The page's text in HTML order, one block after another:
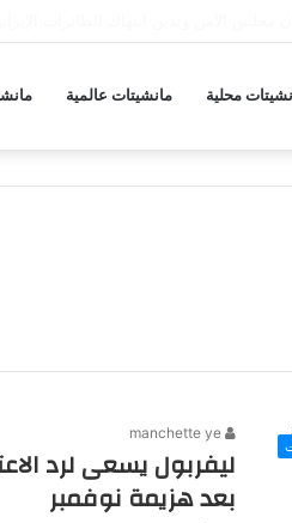
محلية مانشيتات عالمية
ليفربول يسعى لرد
بعد هزيمة نوفمبر